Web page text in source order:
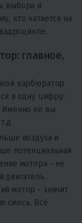
выбора и
кто катается на
главное,
карбюратор
в одну цифру:
Именно её вы
воздуха и
потенциальная
мотора - не
мотор - значит
смесь. Всё